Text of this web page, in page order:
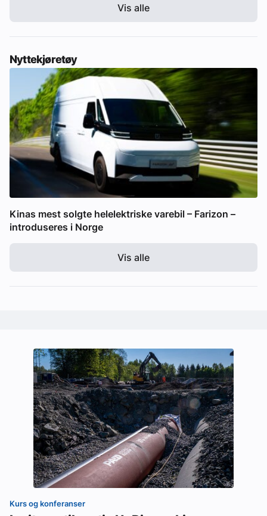
Vis alle
Nyttekjøretøy
Kinas mest solgte helelektriske varebil – Farizon –
introduseres i Norge
Vis alle
Kurs og konferanser